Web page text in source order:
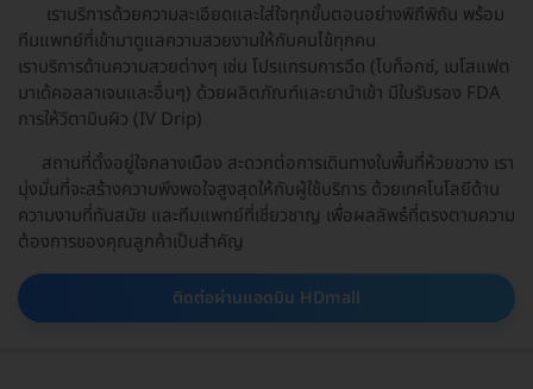
เราบริการด้วยความละเอียดและใส่ใจทุกขั้นตอนอย่างพิถีพิถัน พร้อม
ทีมแพทย์ที่เข้ามาดูแลความสวยงามให้กับคนไข้ทุกคน
เราบริการด้านความสวยต่างๆ เช่น โปรแกรมการฉีด (โบท็อกซ์, เมโสแฟต
มาเด้คอลลาเจนและอื่นๆ) ด้วยผลิตภัณฑ์และยานำเข้า มีใบรับรอง FDA
การให้วิตามินผิว (IV Drip)
สถานที่ตั้งอยู่ใจกลางเมือง สะดวกต่อการเดินทางในพื้นที่ห้วยขวาง เรา
มุ่งมั่นที่จะสร้างความพึงพอใจสูงสุดให้กับผู้ใช้บริการ ด้วยเทคโนโลยีด้าน
ความงามที่ทันสมัย และทีมแพทย์ที่เชี่ยวชาญ เพื่อผลลัพธ๋ที่ตรงตามความ
ต้องการของคุณลูกค้าเป็นสำคัญ
ติดต่อผ่านแอดมิน HDmall